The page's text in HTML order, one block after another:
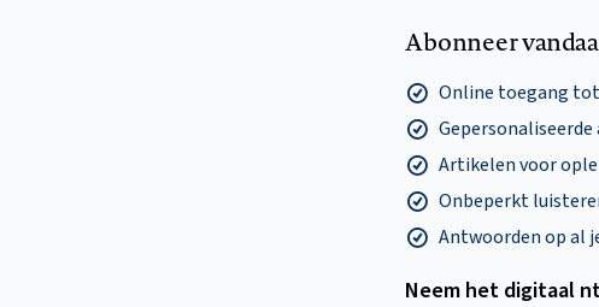
Abonneer
Online toegang
Artikelen voor
Onbeperkt
Antwoorden op al
Neem het digitaal